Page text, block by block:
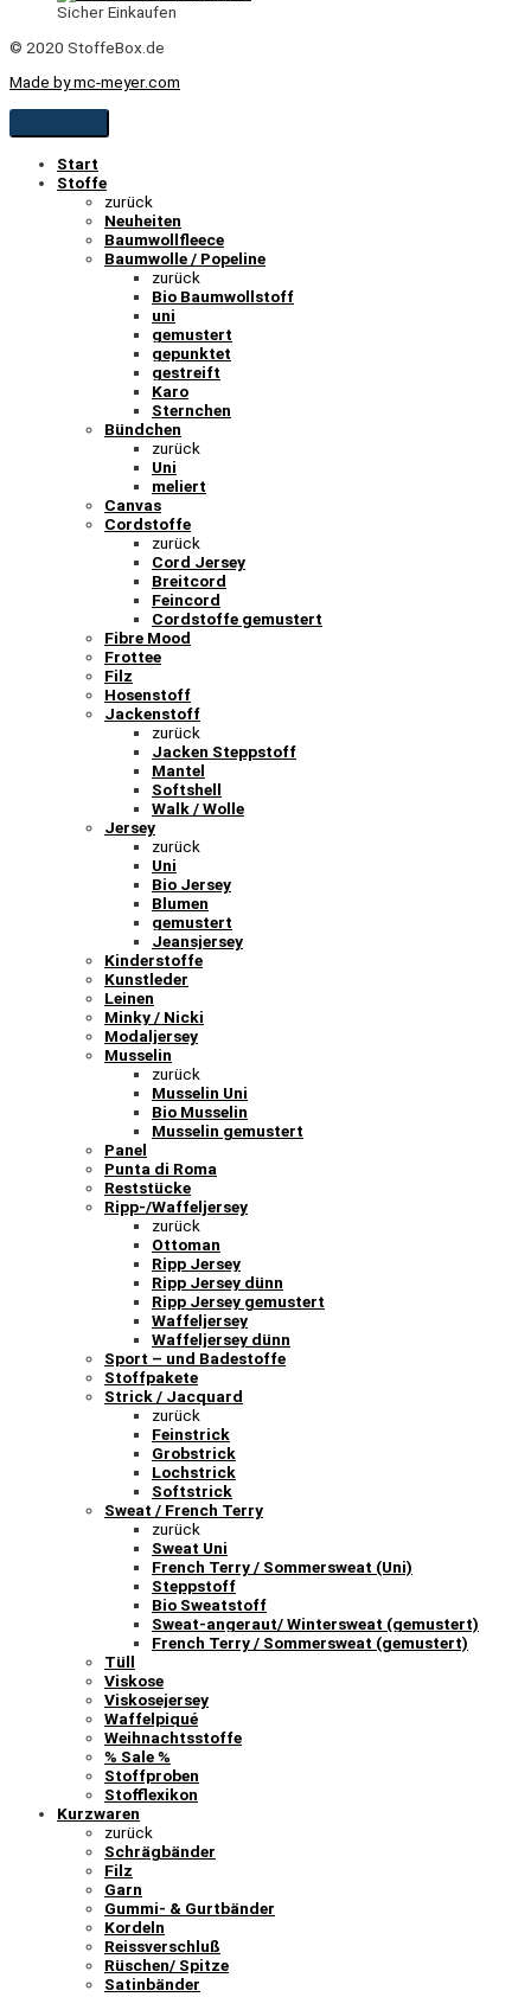
Sicher Einkaufen
© 2020 StoffeBox.de
Made by mc-meyer.com
Start
Stoffe
zurück
Neuheiten
Baumwollfleece
Baumwolle / Popeline
zurück
Bio Baumwollstoff
uni
gemustert
gepunktet
gestreift
Karo
Sternchen
Bündchen
zurück
Uni
meliert
Canvas
Cordstoffe
zurück
Cord Jersey
Breitcord
Feincord
Cordstoffe gemustert
Fibre Mood
Frottee
Filz
Hosenstoff
Jackenstoff
zurück
Jacken Steppstoff
Mantel
Softshell
Walk / Wolle
Jersey
zurück
Uni
Bio Jersey
Blumen
gemustert
Jeansjersey
Kinderstoffe
Kunstleder
Leinen
Minky / Nicki
Modaljersey
Musselin
zurück
Musselin Uni
Bio Musselin
Musselin gemustert
Panel
Punta di Roma
Reststücke
Ripp-/Waffeljersey
zurück
Ottoman
Ripp Jersey
Ripp Jersey dünn
Ripp Jersey gemustert
Waffeljersey
Waffeljersey dünn
Sport – und Badestoffe
Stoffpakete
Strick / Jacquard
zurück
Feinstrick
Grobstrick
Lochstrick
Softstrick
Sweat / French Terry
zurück
Sweat Uni
French Terry / Sommersweat (Uni)
Steppstoff
Bio Sweatstoff
Sweat-angeraut/ Wintersweat (gemustert)
French Terry / Sommersweat (gemustert)
Tüll
Viskose
Viskosejersey
Waffelpiqué
Weihnachtsstoffe
% Sale %
Stoffproben
Stofflexikon
Kurzwaren
zurück
Schrägbänder
Filz
Garn
Gummi- & Gurtbänder
Kordeln
Reissverschluß
Rüschen/ Spitze
Satinbänder